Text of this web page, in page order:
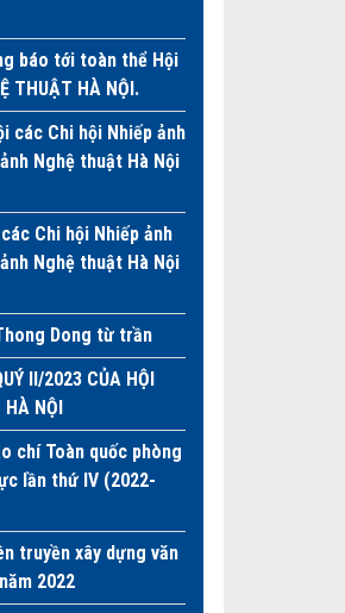
báo tới toàn thể Hội
THUẬT HÀ NỘI.
các Chi hội Nhiếp ảnh
Nghệ thuật Hà Nội
Chi hội Nhiếp ảnh
Nghệ thuật Hà Nội
Dong từ trần
II/2023 CỦA HỘI
HÀ NỘI
chí Toàn quốc phòng
lần thứ IV (2022-
truyền xây dựng văn
2022